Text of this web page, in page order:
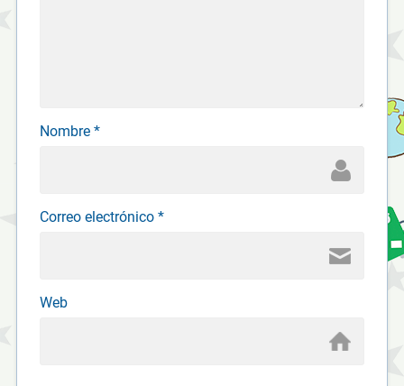
Nombre *
Correo electrónico *
Web